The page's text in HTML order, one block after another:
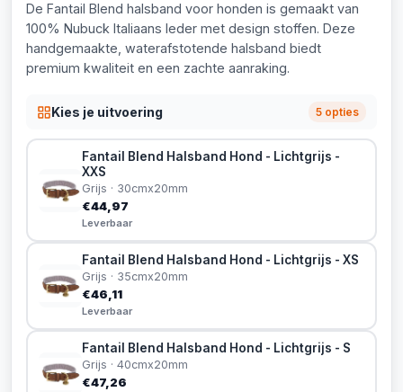
De Fantail Blend halsband voor honden is gemaakt van
100% Nubuck Italiaans leder met design stoffen. Deze
handgemaakte, waterafstotende halsband biedt
premium kwaliteit en een zachte aanraking.
Kies je uitvoering 5 opties
Fantail Blend Halsband Hond - Lichtgrijs -
XXS
Grijs · 30cmx20mm
€44,97
Leverbaar
Fantail Blend Halsband Hond - Lichtgrijs - XS
Grijs · 35cmx20mm
€46,11
Leverbaar
Fantail Blend Halsband Hond - Lichtgrijs - S
Grijs · 40cmx20mm
€47,26